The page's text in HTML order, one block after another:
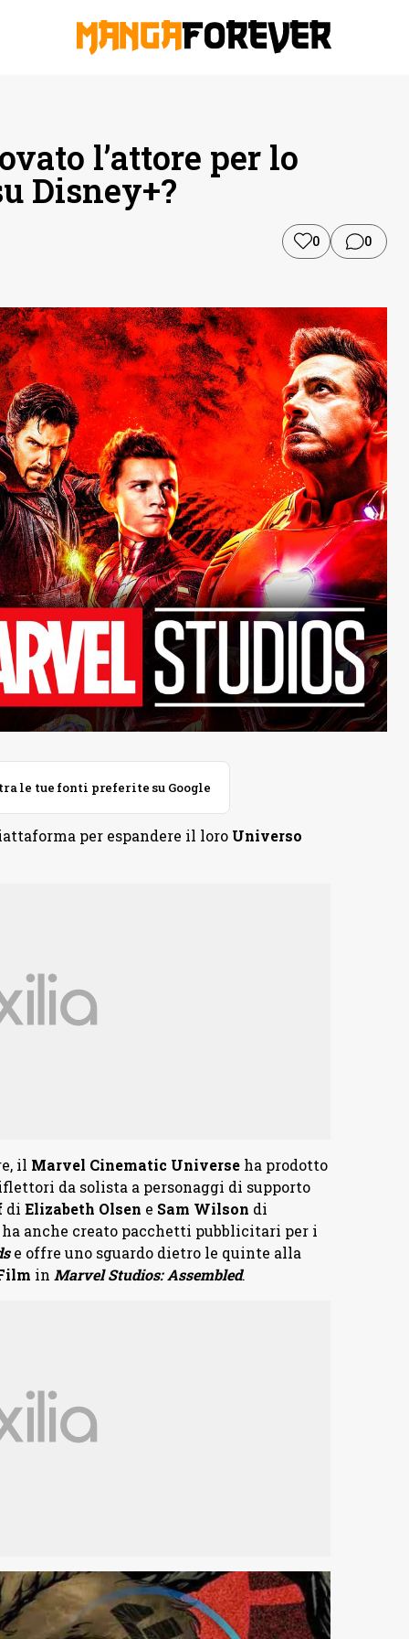
l’attore per lo
Disney+?
0 0
le tue fonti preferite su Google
per espandere il loro Universo
il Marvel Cinematic Universeha prodotto
da solista a personaggi di supporto
di Elizabeth Olsen e Sam Wilson di
anche creato pacchetti pubblicitari per i
e offre uno sguardo dietro le quinte alla
in Marvel Studios: Assembled.